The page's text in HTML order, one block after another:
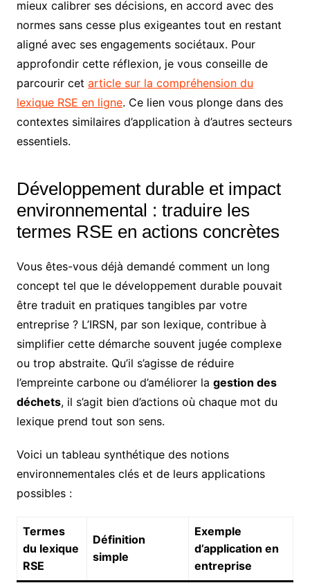
mieux calibrer ses décisions, en accord avec des
normes sans cesse plus exigeantes tout en restant
aligné avec ses engagements sociétaux. Pour
approfondir cette réflexion, je vous conseille de
parcourir cet article sur la compréhension du
lexique RSE en ligne. Ce lien vous plonge dans des
contextes similaires d’application à d’autres secteurs
essentiels.
Développement durable et impact
environnemental : traduire les
termes RSE en actions concrètes
Vous êtes-vous déjà demandé comment un long
concept tel que le développement durable pouvait
être traduit en pratiques tangibles par votre
entreprise ? L’IRSN, par son lexique, contribue à
simplifier cette démarche souvent jugée complexe
ou trop abstraite. Qu’il s’agisse de réduire
l’empreinte carbone ou d’améliorer la gestion des
déchets, il s’agit bien d’actions où chaque mot du
lexique prend tout son sens.
Voici un tableau synthétique des notions
environnementales clés et de leurs applications
possibles :
Termes
du lexique
RSE
Définition
simple
Exemple
d’application en
entreprise